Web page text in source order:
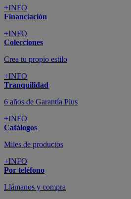
+INFO
Financiación
+INFO
Colecciones
Crea tu propio estilo
+INFO
Tranquilidad
6 años de Garantía Plus
+INFO
Catálogos
Miles de productos
+INFO
Por teléfono
Llámanos y compra